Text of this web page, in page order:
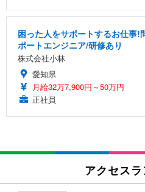
困った人をサポートするお仕事!
ポートエンジニア/研修あり
株式会社小林
愛知県
月給32万7,900円～50万円
正社員
アクセス